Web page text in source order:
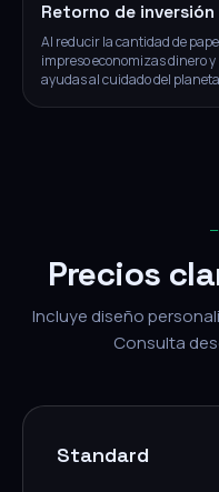
Retorno de inversión
Al reducir la cantidad de
impreso economizas dinero y
ayudas al cuidado del
Precios
Incluye diseño
Consulta
Standard